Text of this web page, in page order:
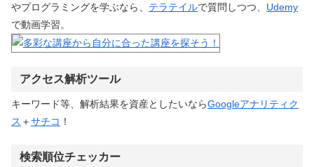
やプログラミングを学ぶなら、 テラテイルで質問しつつ、 Udemy
で動画学習。
アクセス解析ツール
キーワード等、解析結果を資産としたいならGoogleアナリティク
ス ＋サチコ ！
検索順位チェッカー